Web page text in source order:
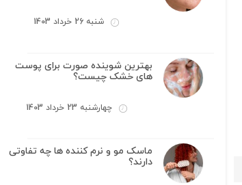
شنبه 26 خرداد 1403
بهترین شوینده صورت برای پوست
های خشک چیست؟
چهارشنبه 23 خرداد 1403
ماسک مو و نرم کننده ها چه تفاوتی
دارند؟